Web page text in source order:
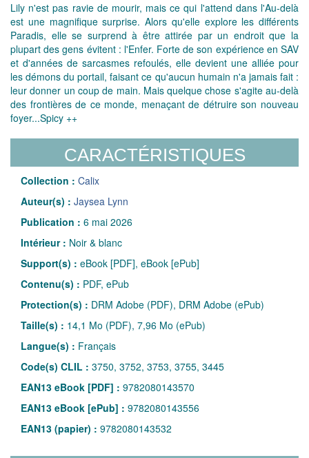
Lily n'est pas ravie de mourir, mais ce qui l'attend dans l'Au-delà
est une magnifique surprise. Alors qu'elle explore les différents
Paradis, elle se surprend à être attirée par un endroit que la
plupart des gens évitent : l'Enfer. Forte de son expérience en SAV
et d'années de sarcasmes refoulés, elle devient une alliée pour
les démons du portail, faisant ce qu'aucun humain n'a jamais fait :
leur donner un coup de main. Mais quelque chose s'agite au-delà
des frontières de ce monde, menaçant de détruire son nouveau
foyer...Spicy ++
CARACTÉRISTIQUES
Collection : Calix
Auteur(s) : Jaysea Lynn
Publication : 6 mai 2026
Intérieur : Noir & blanc
Support(s) : eBook [PDF], eBook [ePub]
Contenu(s) : PDF, ePub
Protection(s) : DRM Adobe (PDF), DRM Adobe (ePub)
Taille(s) : 14,1 Mo (PDF), 7,96 Mo (ePub)
Langue(s) : Français
Code(s) CLIL : 3750, 3752, 3753, 3755, 3445
EAN13 eBook [PDF] : 9782080143570
EAN13 eBook [ePub] : 9782080143556
EAN13 (papier) : 9782080143532